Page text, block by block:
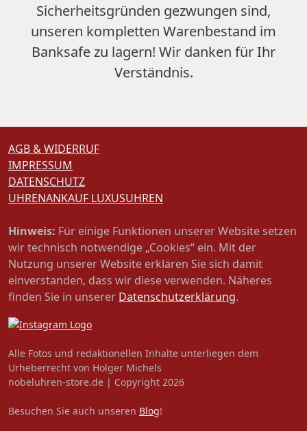
Sicherheitsgründen gezwungen sind,
unseren kompletten Warenbestand im
Banksafe zu lagern! Wir danken für Ihr
Verständnis.
AGB & WIDERRUF
IMPRESSUM
DATENSCHUTZ
UHRENANKAUF LUXUSUHREN
Hinweis: Für einige Funktionen unserer Website setzen
wir technisch notwendige „Cookies“ ein. Mit der
Nutzung unserer Website erklären Sie sich damit
einverstanden, dass wir diese verwenden. Näheres
finden Sie in unserer Datenschutzerklärung.
Alle Fotos und redaktionellen Inhalte unterliegen dem
Urheberrecht von Holger Michels
nobeluhren-store.de | Copyright 2026
Besuchen Sie auch unseren Blog!